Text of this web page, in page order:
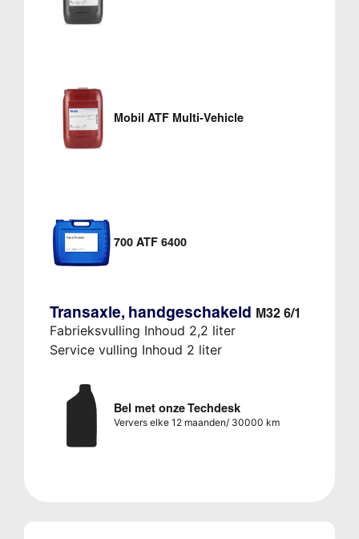
Mobil ATF Multi-Vehicle
700 ATF 6400
Transaxle, handgeschakeld M32 6/1
Fabrieksvulling Inhoud 2,2 liter
Service vulling Inhoud 2 liter
Bel met onze Techdesk
Ververs elke 12 maanden/ 30000 km